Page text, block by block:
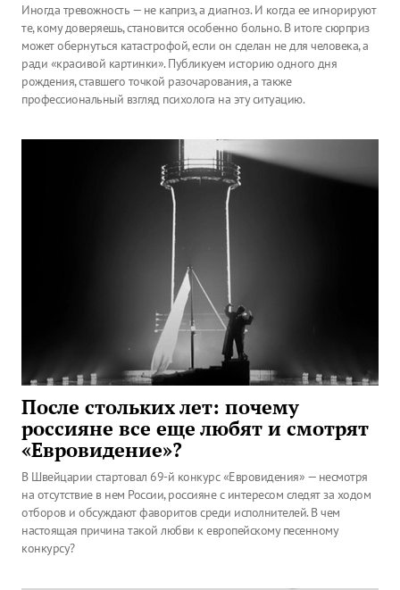
Иногда тревожность — не каприз, а диагноз. И когда ее игнорируют
те, кому доверяешь, становится особенно больно. В итоге сюрприз
может обернуться катастрофой, если он сделан не для человека, а
ради «красивой картинки». Публикуем историю одного дня
рождения, ставшего точкой разочарования, а также
профессиональный взгляд психолога на эту ситуацию.
После стольких лет: почему
россияне все еще любят и смотрят
«Евровидение»?
В Швейцарии стартовал 69-й конкурс «Евровидения» — несмотря
на отсутствие в нем России, россияне с интересом следят за ходом
отборов и обсуждают фаворитов среди исполнителей. В чем
настоящая причина такой любви к европейскому песенному
конкурсу?